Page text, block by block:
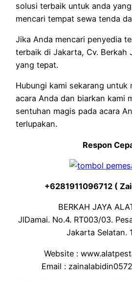
solusi terbaik untuk anda
mencari tempat sewa tenda
Jika Anda mencari penyedia
terbaik di Jakarta, Cv. Berkah
yang tepat.
Hubungi kami sekarang untuk
acara Anda dan biarkan kami
sentuhan magis pada acara
terlupakan.
Respon
+6281911096712 (
BERKAH JAYA
JlDamai. No.4. RT003/03.
Jakarta Selatan.
Website :
Email :